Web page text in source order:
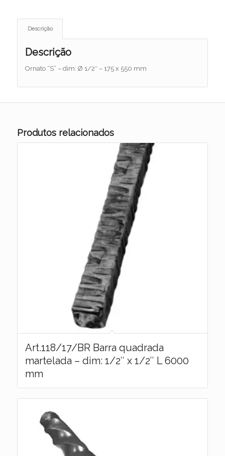
Descrição
Descrição
Ornato “S” – dim: Ø 1/2″ – 175 x 550 mm
Produtos relacionados
Art.118/17/BR Barra quadrada
martelada – dim: 1/2″ x 1/2″ L 6000
mm